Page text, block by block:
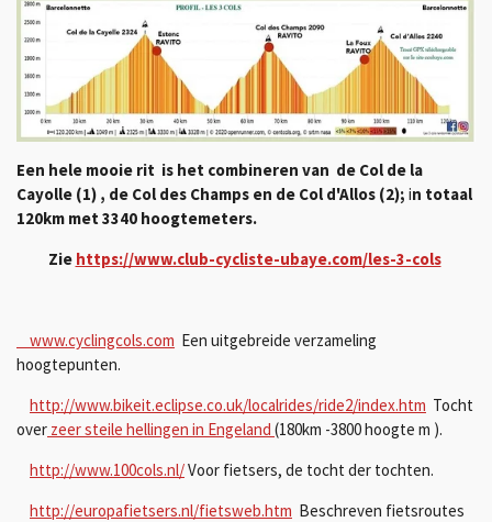
Een hele mooie rit is het combineren van de Col de la
Cayolle (1) , de Col des Champs en de Col d'Allos (2); in totaal
120km met 3340 hoogtemeters.
Zie https://www.club-cycliste-ubaye.com/les-3-cols
www.cyclingcols.com Een uitgebreide verzameling
hoogtepunten.
http://www.bikeit.eclipse.co.uk/localrides/ride2/index.htm Tocht
over zeer steile hellingen in Engeland (180km -3800 hoogte m ).
http://www.100cols.nl/Voor fietsers, de tocht der tochten.
http://europafietsers.nl/fietsweb.htm Beschreven fietsroutes